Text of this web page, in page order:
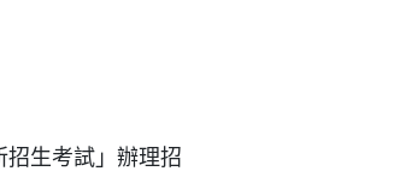
招生考試」辦理招